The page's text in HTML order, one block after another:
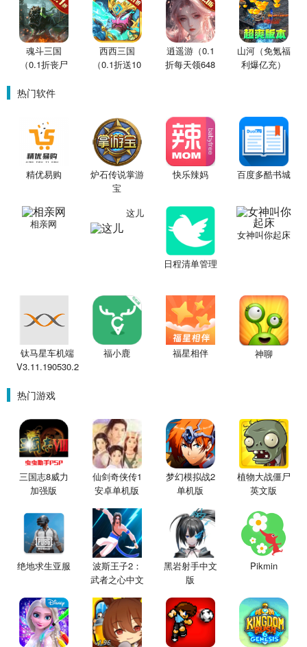
魂斗三国
（0.1折丧尸
西西三国
（0.1折送10
逍遥游（0.1
折每天领648
山河（免氪福
利爆亿充）
热门软件
精优易购
炉石传说掌游
宝
快乐辣妈 百度多酷书城
相亲网
这儿
日程清单管理
女神叫你起床
钛马星车机端
V3.11.190530.2
福小鹿 福星相伴 神聊
热门游戏
三国志8威力
加强版
仙剑奇侠传1
安卓单机版
梦幻模拟战2
单机版
植物大战僵尸
英文版
绝地求生亚服
波斯王子2：
武者之心中文
黑岩射手中文
版
Pikmin